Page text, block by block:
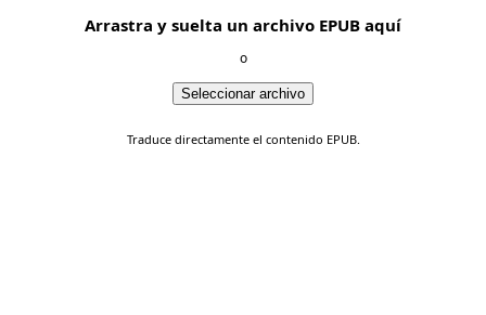
Arrastra y suelta un archivo EPUB aquí
o
Seleccionar archivo
Traduce directamente el contenido EPUB.